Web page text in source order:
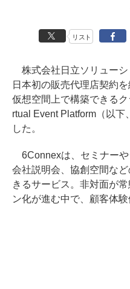
リスト
株式会社日立ソリューシ
日本初の販売代理店契約
仮想空間上で構築できる
rtual Event Platform（以
した。
6Connexは、セミナーや
会社説明会、協創空間な
きるサービス。非対面が
ン化が進む中で、顧客体